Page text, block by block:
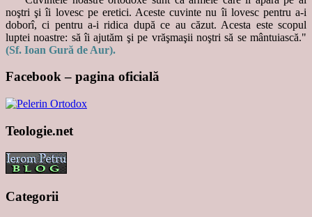
noştri şi îi lovesc pe eretici. Aceste cuvinte nu îi lovesc pentru a-i
doborî, ci pentru a-i ridica după ce au căzut. Acesta este scopul
luptei noastre: să îi ajutăm şi pe vrăşmaşii noştri să se mântuiască."
(Sf. Ioan Gură de Aur).
Facebook – pagina oficială
Teologie.net
Categorii